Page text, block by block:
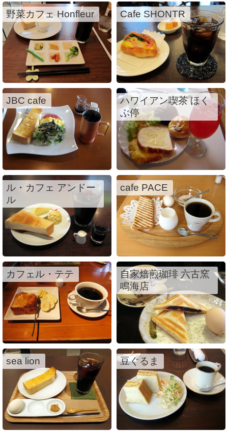
野菜カフェ Honfleur Cafe SHONTR
JBC cafe
ハワイアン喫茶 ほく
ぶ停
ル・カフェ アンドー
ル
cafe PACE
カフェル・テテ
自家焙煎珈琲 六古窯
鳴海店
sea lion 豆ぐるま